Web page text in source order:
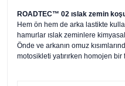
ROADTEC™ 02 ıslak zemin
Hem ön hem de arka lastikte
hamurlar ıslak zeminlere kimyasal
Önde ve arkanın omuz
motosikleti yatırırken homojen bir